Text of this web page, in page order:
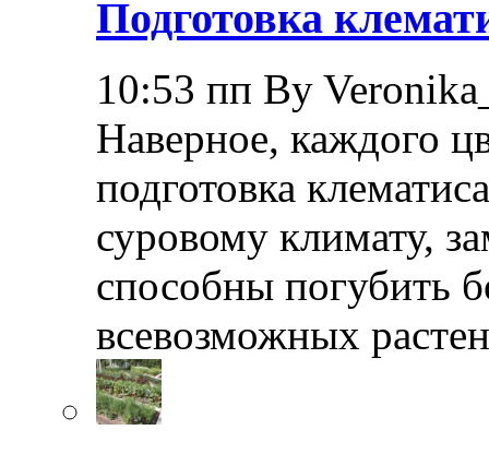
Подготовка
10:53 пп By
Наверное, каждого
подготовка
суровому климату,
способны погубить
всевозможных